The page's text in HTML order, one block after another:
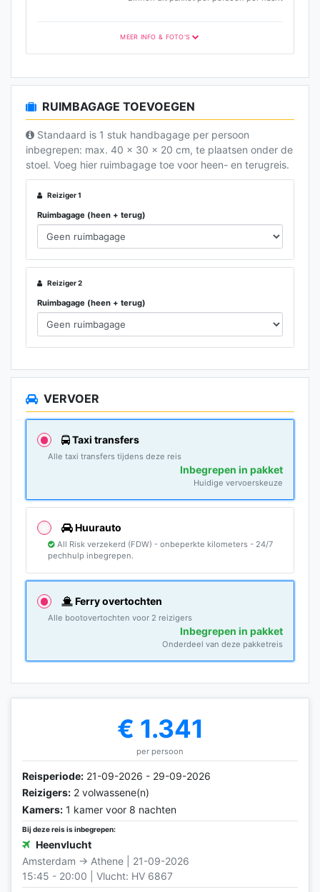
MEER INFO & FOTO'S
RUIMBAGAGE TOEVOEGEN
Standaard is 1 stuk handbagage per persoon
inbegrepen: max. 40 x 30 x 20 cm, te plaatsen onder de
stoel. Voeg hier ruimbagage toe voor heen- en terugreis.
Reiziger 1
Ruimbagage (heen + terug)
Reiziger 2
Ruimbagage (heen + terug)
VERVOER
Taxi transfers
Alle taxi transfers tijdens deze reis
Inbegrepen in pakket
Huidige vervoerskeuze
Huurauto
All Risk verzekerd (FDW) - onbeperkte kilometers - 24/7
pechhulp inbegrepen.
Ferry overtochten
Alle bootovertochten voor 2 reizigers
Inbegrepen in pakket
Onderdeel van deze pakketreis
€ 1.341
per persoon
Reisperiode: 21-09-2026 - 29-09-2026
Reizigers: 2 volwassene(n)
Kamers: 1 kamer voor 8 nachten
Bij deze reis is inbegrepen:
Heenvlucht
Amsterdam → Athene | 21-09-2026
15:45 - 20:00 | Vlucht: HV 6867